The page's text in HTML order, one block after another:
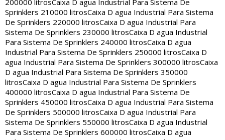
200000 litrosCaixa D agua Industrial Para Sistema De
Sprinklers 210000 litrosCaixa D agua Industrial Para Sistema
De Sprinklers 220000 litrosCaixa D agua Industrial Para
Sistema De Sprinklers 230000 litrosCaixa D agua Industrial
Para Sistema De Sprinklers 240000 litrosCaixa D agua
Industrial Para Sistema De Sprinklers 250000 litrosCaixa D
agua Industrial Para Sistema De Sprinklers 300000 litrosCaixa
D agua Industrial Para Sistema De Sprinklers 350000
litrosCaixa D agua Industrial Para Sistema De Sprinklers
400000 litrosCaixa D agua Industrial Para Sistema De
Sprinklers 450000 litrosCaixa D agua Industrial Para Sistema
De Sprinklers 500000 litrosCaixa D agua Industrial Para
Sistema De Sprinklers 550000 litrosCaixa D agua Industrial
Para Sistema De Sprinklers 600000 litrosCaixa D agua